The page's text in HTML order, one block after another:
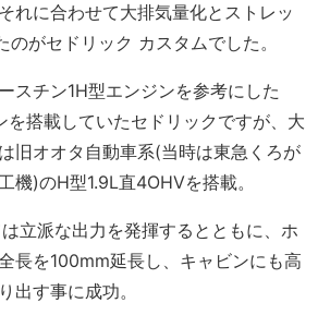
れに合わせて大排気量化とストレッ
がセドリック カスタムでした。
スチン1H型エンジンを参考にした
を搭載していたセドリックですが、大
旧オオタ自動車系(当時は東急くろが
機)のH型1.9L直4OHVを搭載。
立派な出力を発揮するとともに、ホ
長を100mm延長し、キャビンにも高
出す事に成功。